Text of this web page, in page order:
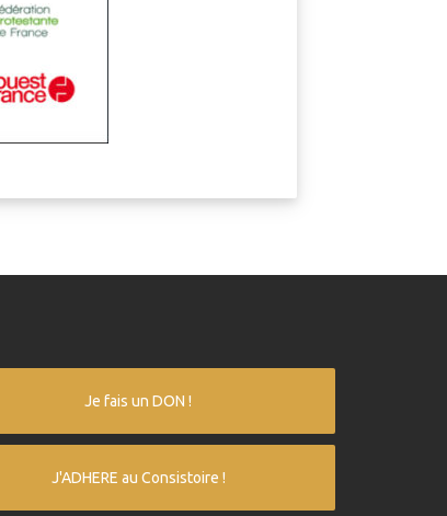
Je fais un DON !
J'ADHERE au Consistoire !